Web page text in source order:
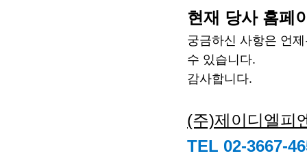
현재 당사 홈페
궁금하신 사항은 언
수 있습니다.
감사합니다.
(주)제이디엘피
TEL 02-3667-